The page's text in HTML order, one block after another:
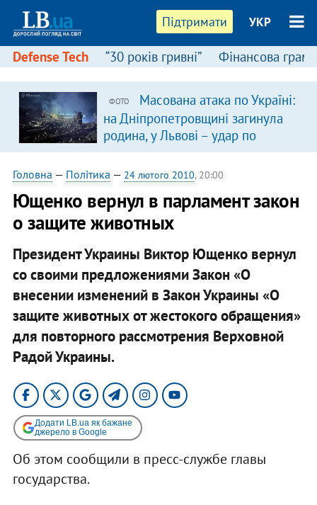
Підтримати УКР
Defense Tech “30 років гривні” Фінансова
ФОТО
Масована атака по Україні:
на Дніпропетровщині загинула
родина, у Львові – удар по
багатоповерхівках
(доповнюється)
Головна — Політика — 24 лютого 2010, 20:00
Ющенко вернул в парламент закон
о защите животных
Президент Украины Виктор Ющенко вернул
со своими предложениями Закон «О
внесении изменений в Закон Украины «О
защите животных от жестокого обращения»
для повторного рассмотрения Верховной
Радой Украины.
Додати LB.ua як бажане
джерело в Google
Об этом сообщили в пресс-службе главы
государства.